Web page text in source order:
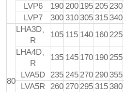
LVP6
190 200 195 205 230
LVP7
300 310305 315340
80
LHA3D、
R
105 115 140 160 225
LHA4D、
R
135 145 170 190 255
LVA5D
235 245 270 290355
LVA5R
260 270 295 315380